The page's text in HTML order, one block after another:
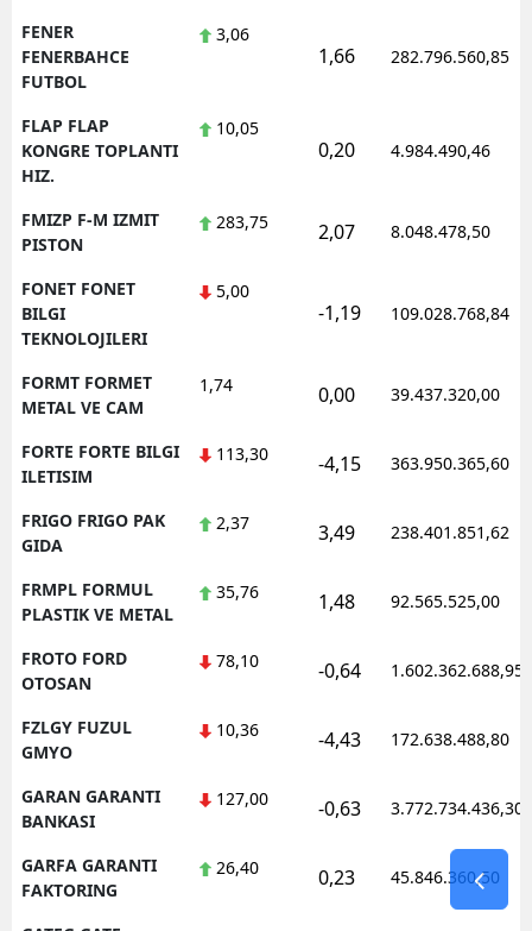
FENER
FENERBAHCE
FUTBOL
3,06
1,66 282.796.560,85
FLAP FLAP
KONGRE TOPLANTI
HIZ.
10,05
0,20 4.984.490,46
FMIZP F-M IZMIT
PISTON
283,75 2,07 8.048.478,50
FONET FONET
BILGI
TEKNOLOJILERI
5,00
-1,19 109.028.768,84
FORMT FORMET
METAL VE CAM
1,74 0,00 39.437.320,00
FORTE FORTE BILGI
ILETISIM
113,30 -4,15 363.950.365,60
FRIGO FRIGO PAK
GIDA
2,37 3,49 238.401.851,62
FRMPL FORMUL
PLASTIK VE METAL
35,76 1,48 92.565.525,00
FROTO FORD
OTOSAN
78,10 -0,64 1.602.362.688,95
FZLGY FUZUL
GMYO
10,36 -4,43 172.638.488,80
GARAN GARANTI
BANKASI
127,00 -0,63 3.772.734.436,30
GARFA GARANTI
FAKTORING
26,40 0,23 45.846.360,50